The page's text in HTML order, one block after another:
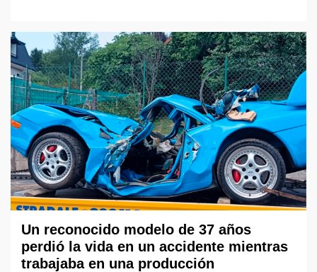
Un reconocido modelo de 37 años
perdió la vida en un accidente mientras
trabajaba en una producción